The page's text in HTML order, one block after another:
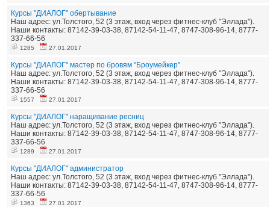
Курсы "ДИАЛОГ" обертывание
Наш адрес: ул.Толстого, 52 (3 этаж, вход через фитнес-клуб "Эллада").
Наши контакты: 87142-39-03-38, 87142-54-11-47, 8747-308-96-14, 8777-
337-66-56
1285 27.01.2017
Курсы "ДИАЛОГ" мастер по бровям "Броумейкер"
Наш адрес: ул.Толстого, 52 (3 этаж, вход через фитнес-клуб "Эллада").
Наши контакты: 87142-39-03-38, 87142-54-11-47, 8747-308-96-14, 8777-
337-66-56
1557 27.01.2017
Курсы "ДИАЛОГ" наращивание ресниц
Наш адрес: ул.Толстого, 52 (3 этаж, вход через фитнес-клуб "Эллада").
Наши контакты: 87142-39-03-38, 87142-54-11-47, 8747-308-96-14, 8777-
337-66-56
1289 27.01.2017
Курсы "ДИАЛОГ" администратор
Наш адрес: ул.Толстого, 52 (3 этаж, вход через фитнес-клуб "Эллада").
Наши контакты: 87142-39-03-38, 87142-54-11-47, 8747-308-96-14, 8777-
337-66-56
1363 27.01.2017